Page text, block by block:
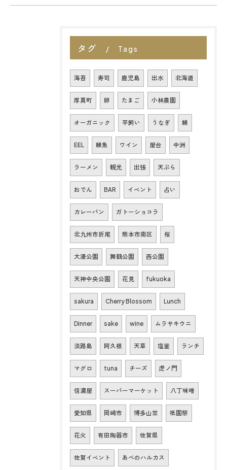
タグ Tags
海苔 寿司 鹿児島 出水 北海道
厚真町 卵 たまご 小林農園
オーガニック 平飼い うなぎ 鰻
EEL 鰻魚 ワイン 屋台 中洲
ラーメン 観光 出張 天ぷら
おでん BAR イベント 占い
カレーパン ガトーショコラ
北九州市折尾 熊本市南区 桜
大濠公園 舞鶴公園 西公園
天神中央公園 花見 fukuoka
sakura Cherry Blossom Lunch
Dinner sake wine ムラサキウニ
淡路島 阿久根 天草 塩釜 ランチ
マグロ tuna チーズ 虎ノ門
信濃屋 スーパーマーケット 八丁味噌
愛知県 岡崎市 博多山笠 祇園祭
花火 有田陶器市 佐賀県
佐賀イベント あべのハルカス